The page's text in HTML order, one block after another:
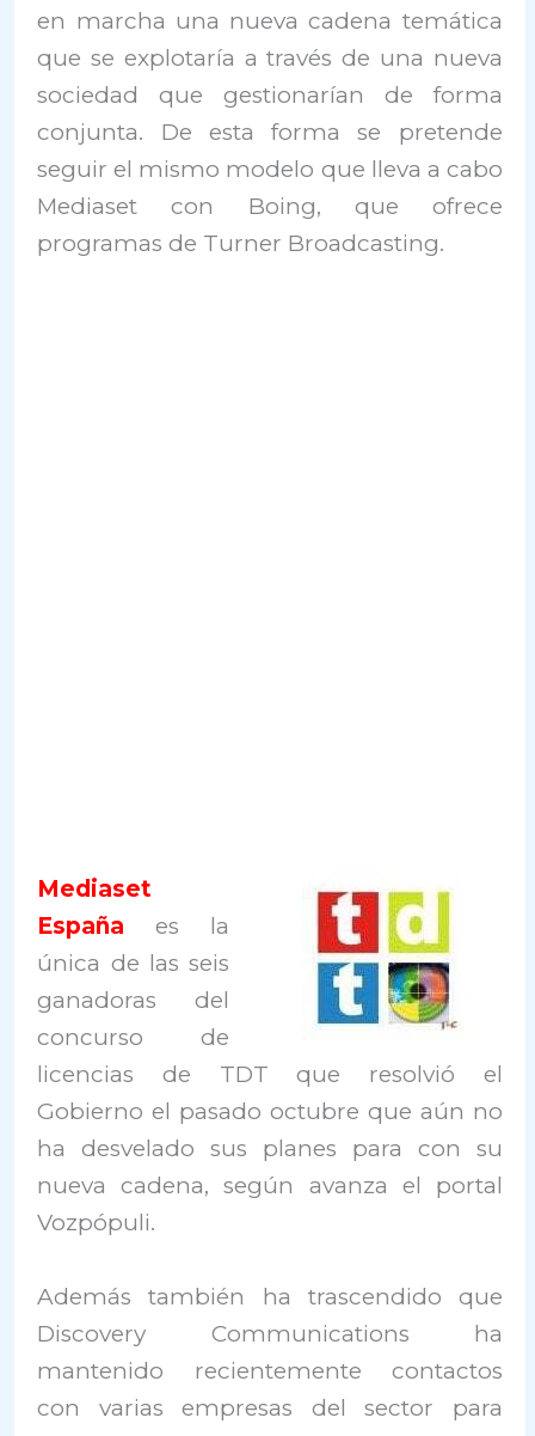
en marcha una nueva cadena temática
que se explotaría a través de una nueva
sociedad que gestionarían de forma
conjunta. De esta forma se pretende
seguir el mismo modelo que lleva a cabo
Mediaset con Boing, que ofrece
programas de Turner Broadcasting.
Mediaset
España es la
única de las seis
ganadoras del
concurso de
licencias de TDT que resolvió el
Gobierno el pasado octubre que aún no
ha desvelado sus planes para con su
nueva cadena, según avanza el portal
Vozpópuli.
Además también ha trascendido que
Discovery Communications ha
mantenido recientemente contactos
con varias empresas del sector para